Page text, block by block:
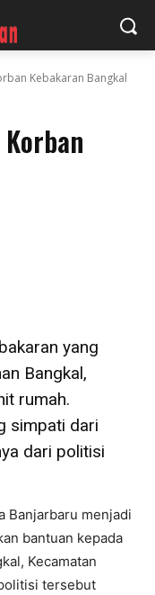
Kebakaran Bangkal
yang
Bangkal,
rumah.
simpati dari
dari politisi
Banjarbaru menjadi
bantuan kepada
Kecamatan
tersebut